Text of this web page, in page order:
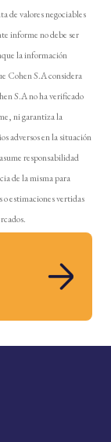
de valores negociables
informe no debe ser
la información
Cohen S.A considera
S.A no ha verificado
ni garantiza la
adversos en la situación
responsabilidad
de la misma para
o estimaciones vertidas